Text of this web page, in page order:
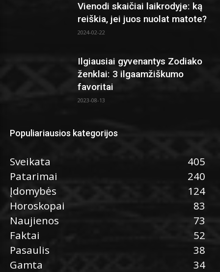
Vienodi skaičiai laikrodyje: ką
reiškia, jei juos nuolat matote?
2024-02-22
Ilgiausiai gyvenantys Zodiako
ženklai: 3 ilgaamžiškumo
favoritai
2023-08-13
Populiariausios kategorijos
Sveikata
405
Patarimai
240
Įdomybės
124
Horoskopai
83
Naujienos
73
Faktai
52
Pasaulis
38
Gamta
34